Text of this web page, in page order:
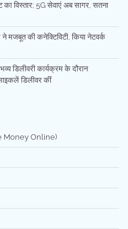
विस्तार; 5G सेवाएं अब सागर, सतना
मजबूत की कनेक्टिविटी, किया नेटवर्क
डिलीवरी कार्यक्रम के दौरान
डिलीवर कीं
Money Online)